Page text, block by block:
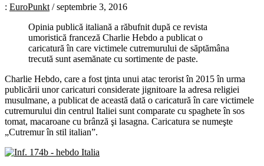
: EuroPunkt /septembrie 3, 2016
Opinia publică italiană a răbufnit după ce revista
umoristică franceză Charlie Hebdo a publicat o
caricatură în care victimele cutremurului de săptămâna
trecută sunt asemănate cu sortimente de paste.
Charlie Hebdo, care a fost ţinta unui atac terorist în 2015 în urma
publicării unor caricaturi considerate jignitoare la adresa religiei
musulmane, a publicat de această dată o caricatură în care victimele
cutremurului din centrul Italiei sunt comparate cu spaghete în sos
tomat, macaroane cu brânză şi lasagna. Caricatura se numeşte
„Cutremur în stil italian”.